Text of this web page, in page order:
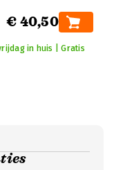
€ 40,50
in huis | Gratis